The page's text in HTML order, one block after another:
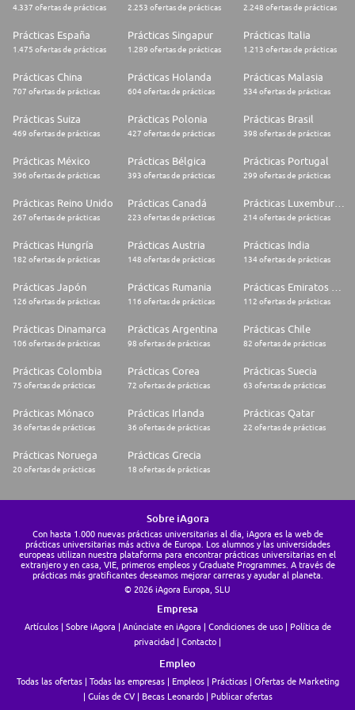
Stage
Durée du contrat/stage (en mois)
Début du contrat
Localisation du poste
Localisation
Ville
Malakoff
4.337 ofertas de prácticas 2.253 ofertas de prácticas 2.248 ofertas de prácticas
Prácticas España
1.475 ofertas de prácticas
Prácticas Singapur
1.289 ofertas de prácticas
Prácticas Italia
1.213 ofertas de prácticas
Prácticas China
707 ofertas de prácticas
Prácticas Holanda
604 ofertas de prácticas
Prácticas Malasia
534 ofertas de prácticas
Prácticas Suiza
469 ofertas de prácticas
Prácticas Polonia
427 ofertas de prácticas
Prácticas Brasil
398 ofertas de prácticas
Prácticas México
396 ofertas de prácticas
Prácticas Bélgica
393 ofertas de prácticas
Prácticas Portugal
299 ofertas de prácticas
Prácticas Reino Unido
267 ofertas de prácticas
Prácticas Canadá
223 ofertas de prácticas
Prácticas Luxemburgo
214 ofertas de prácticas
Prácticas Hungría
182 ofertas de prácticas
Prácticas Austria
148 ofertas de prácticas
Prácticas India
134 ofertas de prácticas
Prácticas Japón
126 ofertas de prácticas
Prácticas Rumania
116 ofertas de prácticas 112 ofertas de prácticas
Prácticas Dinamarca
106 ofertas de prácticas
Prácticas Argentina
98 ofertas de prácticas
Prácticas Chile
82 ofertas de prácticas
Prácticas Colombia
75 ofertas de prácticas
Prácticas Corea
72 ofertas de prácticas
Prácticas Suecia
63 ofertas de prácticas
Prácticas Mónaco
36 ofertas de prácticas
Prácticas Irlanda
36 ofertas de prácticas
Prácticas Qatar
22 ofertas de prácticas
Prácticas Noruega
20 ofertas de prácticas
Prácticas Grecia
18 ofertas de prácticas
Sobre iAgora
Con hasta 1.000 nuevas prácticas universitarias al día, iAgora es la web de
prácticas universitarias más activa de Europa. Los alumnos y las universidades
europeas utilizan nuestra plataforma para encontrar prácticas universitarias en el
extranjero y en casa, VIE, primeros empleos y Graduate Programmes. A través de
prácticas más gratificantes deseamos mejorar carreras y ayudar al planeta.
© 2026 iAgora Europa, SLU
Empresa
Artículos Sobre iAgora Anúnciate en iAgora Condiciones de uso
Política de
privacidad
Contacto
Empleo
Todas las ofertas Todas las empresas Empleos Prácticas
Ofertas de Marketing
Guías de CV
Becas Leonardo Publicar ofertas